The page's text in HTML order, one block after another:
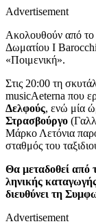
Advertisement
Ακολουθoύν από το
Δωματίου I
«Ποιμενική».
Στις 20:00 τη
musicAeterna που
Δελφούς, ενώ μία
Στρασβούργο
Μάρκο Λετόνια
σταθμός του
Θα μεταδοθεί από
ληνικής
διευθύνει τη
Advertisement